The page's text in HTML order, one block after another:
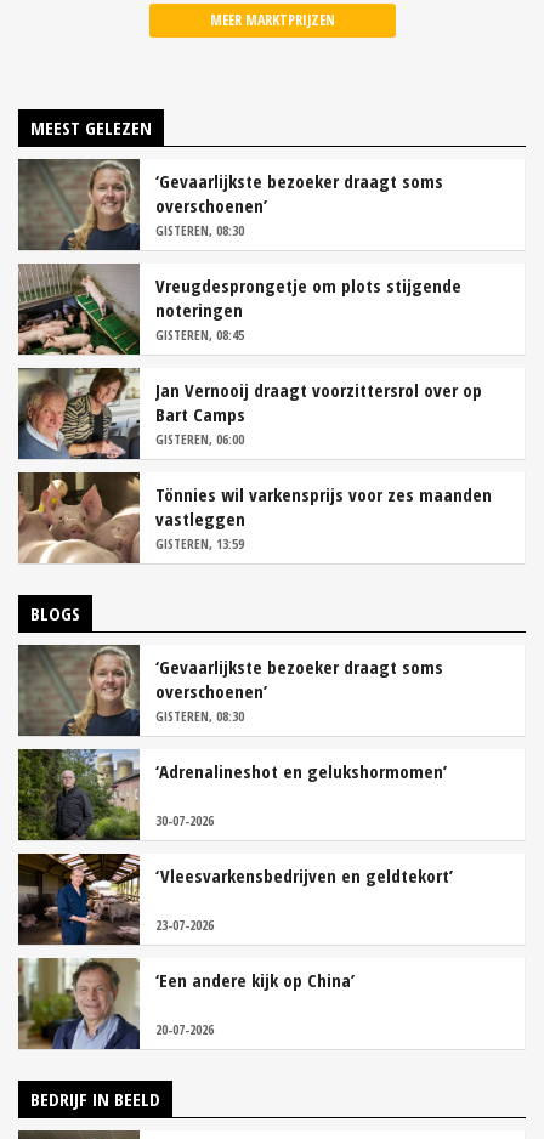
MEER MARKTPRIJZEN
MEEST GELEZEN
‘Gevaarlijkste bezoeker draagt soms
overschoenen’
GISTEREN, 08:30
Vreugdesprongetje om plots stijgende
noteringen
GISTEREN, 08:45
Jan Vernooij draagt voorzittersrol over op
Bart Camps
GISTEREN, 06:00
Tönnies wil varkensprijs voor zes maanden
vastleggen
GISTEREN, 13:59
BLOGS
‘Gevaarlijkste bezoeker draagt soms
overschoenen’
GISTEREN, 08:30
‘Adrenalineshot en gelukshormomen’
30-07-2026
‘Vleesvarkensbedrijven en geldtekort’
23-07-2026
‘Een andere kijk op China’
20-07-2026
BEDRIJF IN BEELD